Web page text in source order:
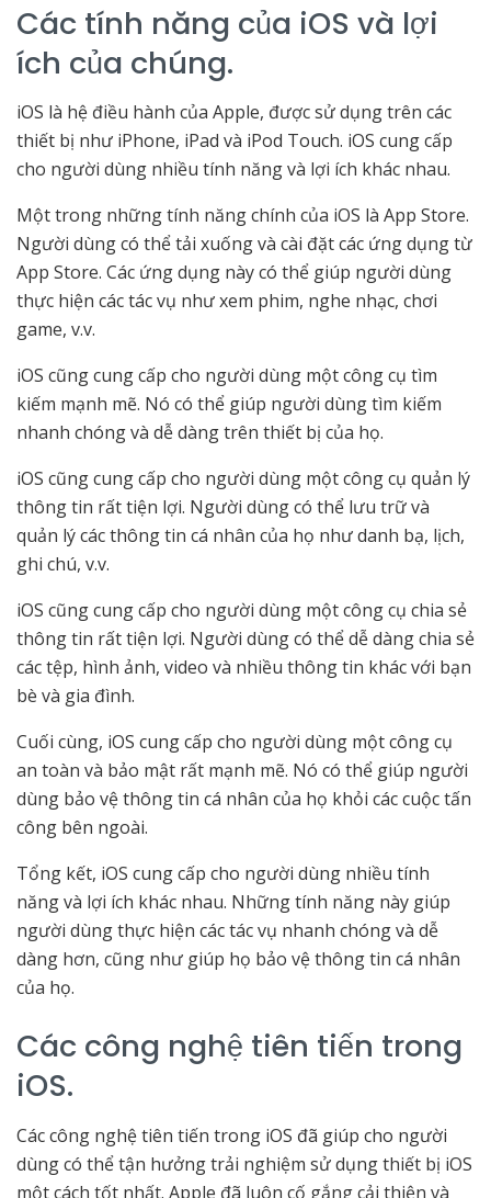
Các tính năng của iOS và lợi
ích của chúng.
iOS là hệ điều hành của Apple, được sử dụng trên các
thiết bị như iPhone, iPad và iPod Touch. iOS cung cấp
cho người dùng nhiều tính năng và lợi ích khác nhau.
Một trong những tính năng chính của iOS là App Store.
Người dùng có thể tải xuống và cài đặt các ứng dụng từ
App Store. Các ứng dụng này có thể giúp người dùng
thực hiện các tác vụ như xem phim, nghe nhạc, chơi
game, v.v.
iOS cũng cung cấp cho người dùng một công cụ tìm
kiếm mạnh mẽ. Nó có thể giúp người dùng tìm kiếm
nhanh chóng và dễ dàng trên thiết bị của họ.
iOS cũng cung cấp cho người dùng một công cụ quản lý
thông tin rất tiện lợi. Người dùng có thể lưu trữ và
quản lý các thông tin cá nhân của họ như danh bạ, lịch,
ghi chú, v.v.
iOS cũng cung cấp cho người dùng một công cụ chia sẻ
thông tin rất tiện lợi. Người dùng có thể dễ dàng chia sẻ
các tệp, hình ảnh, video và nhiều thông tin khác với bạn
bè và gia đình.
Cuối cùng, iOS cung cấp cho người dùng một công cụ
an toàn và bảo mật rất mạnh mẽ. Nó có thể giúp người
dùng bảo vệ thông tin cá nhân của họ khỏi các cuộc tấn
công bên ngoài.
Tổng kết, iOS cung cấp cho người dùng nhiều tính
năng và lợi ích khác nhau. Những tính năng này giúp
người dùng thực hiện các tác vụ nhanh chóng và dễ
dàng hơn, cũng như giúp họ bảo vệ thông tin cá nhân
của họ.
Các công nghệ tiên tiến trong
iOS.
Các công nghệ tiên tiến trong iOS đã giúp cho người
dùng có thể tận hưởng trải nghiệm sử dụng thiết bị iOS
một cách tốt nhất. Apple đã luôn cố gắng cải thiện và